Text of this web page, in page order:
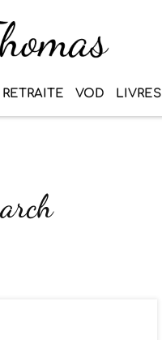
RETRAITE VOD LIVRES